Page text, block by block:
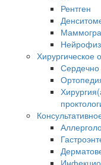
Рентген
Хирургическое
Сердечно